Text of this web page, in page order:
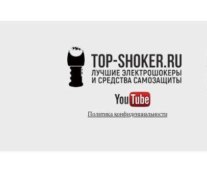
Политика конфиденциальности